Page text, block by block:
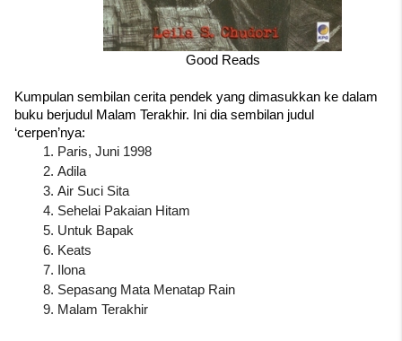
Good Reads
Kumpulan sembilan cerita pendek yang dimasukkan ke dalam
buku berjudul Malam Terakhir. Ini dia sembilan judul
‘cerpen’nya:
Paris, Juni 1998
Adila
Air Suci Sita
Sehelai Pakaian Hitam
Untuk Bapak
Keats
Ilona
Sepasang Mata Menatap Rain
Malam Terakhir